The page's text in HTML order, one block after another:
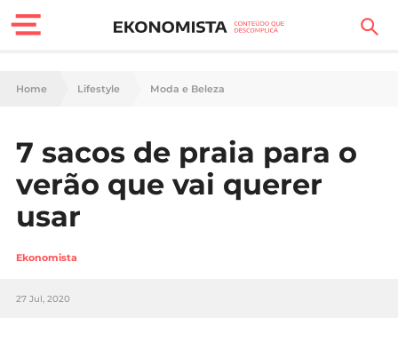
Finanças Pessoais
Carreira
Casa
Lifestyle
Sociedade
Home Lifestyle Moda e Beleza
7 sacos de praia para o
verão que vai querer
usar
Ekonomista
27 Jul, 2020